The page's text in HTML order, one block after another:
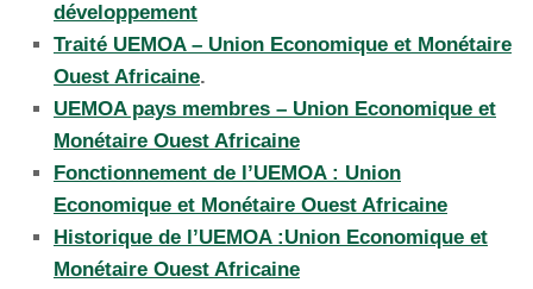
développement
Traité UEMOA – Union Economique et Monétaire
Ouest Africaine.
UEMOA pays membres – Union Economique et
Monétaire Ouest Africaine
Fonctionnement de l’UEMOA : Union
Economique et Monétaire Ouest Africaine
Historique de l’UEMOA :Union Economique et
Monétaire Ouest Africaine